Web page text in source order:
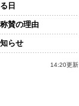
日
賛の理由
らせ
14:20更新